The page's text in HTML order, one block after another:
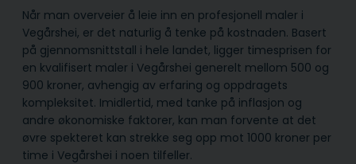
Når man overveier å leie inn en profesjonell maler i
Vegårshei, er det naturlig å tenke på kostnaden. Basert
på gjennomsnittstall i hele landet, ligger timesprisen for
en kvalifisert maler i Vegårshei generelt mellom 500 og
900 kroner, avhengig av erfaring og oppdragets
kompleksitet. Imidlertid, med tanke på inflasjon og
andre økonomiske faktorer, kan man forvente at det
øvre spekteret kan strekke seg opp mot 1000 kroner per
time i Vegårshei i noen tilfeller.